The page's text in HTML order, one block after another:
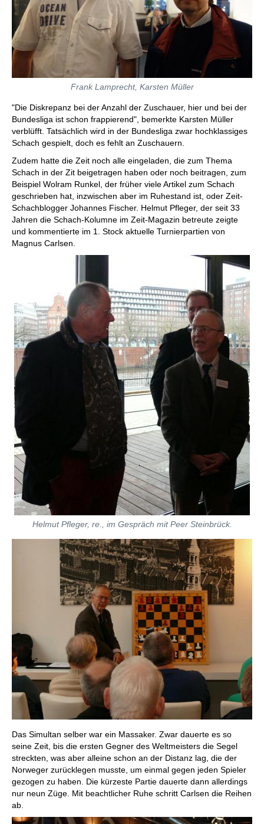
Frank Lamprecht, Karsten Müller
"Die Diskrepanz bei der Anzahl der Zuschauer, hier und bei der
Bundesliga ist schon frappierend", bemerkte Karsten Müller
verblüfft. Tatsächlich wird in der Bundesliga zwar hochklassiges
Schach gespielt, doch es fehlt an Zuschauern.
Zudem hatte die Zeit noch alle eingeladen, die zum Thema
Schach in der Zit beigetragen haben oder noch beitragen, zum
Beispiel Wolram Runkel, der früher viele Artikel zum Schach
geschrieben hat, inzwischen aber im Ruhestand ist, oder Zeit-
Schachblogger Johannes Fischer. Helmut Pfleger, der seit 33
Jahren die Schach-Kolumne im Zeit-Magazin betreute zeigte
und kommentierte im 1. Stock aktuelle Turnierpartien von
Magnus Carlsen.
Helmut Pfleger, re., im Gespräch mit Peer Steinbrück.
Das Simultan selber war ein Massaker. Zwar dauerte es so
seine Zeit, bis die ersten Gegner des Weltmeisters die Segel
streckten, was aber alleine schon an der Distanz lag, die der
Norweger zurücklegen musste, um einmal gegen jeden Spieler
gezogen zu haben. Die kürzeste Partie dauerte dann allerdings
nur neun Züge. Mit beachtlicher Ruhe schritt Carlsen die Reihen
ab.